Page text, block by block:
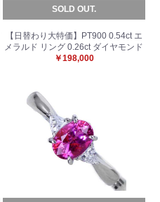
SOLD OUT.
【日替わり大特価】PT900 0.54ct エ
メラルド リング 0.26ct ダイヤモンド
￥198,000